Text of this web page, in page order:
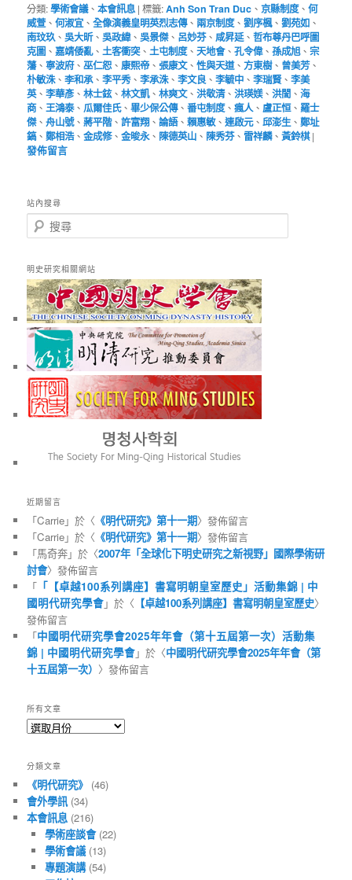
分類:學術會議、本會訊息 |標籤:Anh Son Tran Duc 、京縣制度、何
威萱、何淑宜 、全像演義皇明英烈志傳、兩京制度、劉序楓、劉苑如 、
南玟玖 、吳大昕、吳政緯、吳景傑、 呂妙芬、 咸昇延、哲布尊丹巴呼圖
克圖 、嘉靖倭亂、土客衝突、土屯制度、天地會、孔令偉、孫成旭、宗
藩、寧波府、巫仁恕 、 康熙帝 、張康文、性與天道、方東樹、 曾美芳、
朴敏洙、李和承、李平秀、李承洙、李文良 、李毓中 、李瑞賢、李美
英、李華彥、林士鉉、林文凱、林爽文、洪敬清、洪瑛媄、洪誾 、海
商、王鴻泰、 瓜爾佳氏、畢少保公傳、番屯制度、瘋人 、 盧正恒、羅士
傑、舟山號、蔣平階、許富翔 、論語、賴惠敏、連啟元、邱澎生 、鄭址
鎬、鄭相浩、金成修、金晙永、 陳德英山 、 陳秀芬、 雷祥麟、黃鈴棋 |
發佈留言
站內搜尋
搜
尋
明史研究相關網站
近期留言
「Carrie」於〈 《明代研究》第十一期〉發佈留言
「Carrie」於〈 《明代研究》第十一期〉發佈留言
「馬奇奔」於〈2007年「全球化下明史研究之新視野」國際學術研
討會〉發佈留言
「 「【卓越100系列講座】書寫明朝皇室歷史」活動集錦 | 中
國明代研究學會」於〈 【卓越100系列講座】書寫明朝皇室歷史〉
發佈留言
「中國明代研究學會2025年年會（第十五屆第一次）活動集
錦 | 中國明代研究學會」於〈中國明代研究學會2025年年會（第
十五屆第一次） 〉發佈留言
所有文章
所
章
分類文章
《明代研究》 (46)
會外學訊(34)
本會訊息 (216)
學術座談會(22)
學術會議(13)
專題演講(54)